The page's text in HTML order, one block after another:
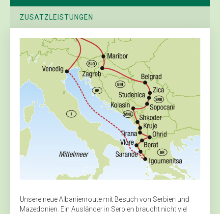
ZUSATZLEISTUNGEN
Unsere neue Albanienroute mit Besuch von Serbien und
Mazedonien. Ein Ausländer in Serbien braucht nicht viel